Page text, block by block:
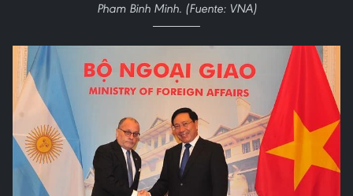
Pham Binh Minh. (Fuente: VNA)